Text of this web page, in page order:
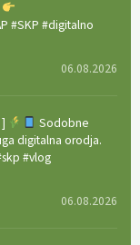
#SKP #digitalno
06.08.2026
]
Sodobne
digitalna orodja.
#vlog
06.08.2026